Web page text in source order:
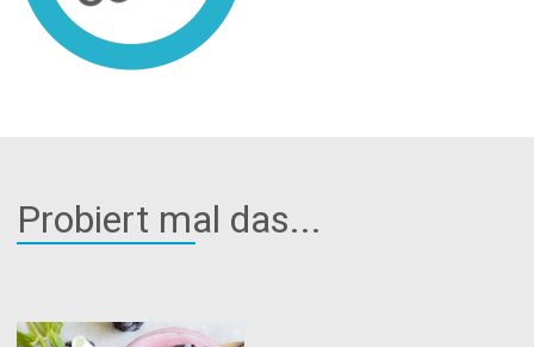
Probiert mal das...